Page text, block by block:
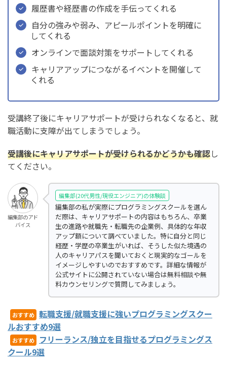
履歴書や経歴書の作成を手伝ってくれる
自分の強みや弱み、アピールポイントを明確に
してくれる
オンラインで面談対策をサポートしてくれる
キャリアアップにつながるイベントを開催して
くれる
受講終了後にキャリアサポートが受けられなくなると、就
職活動に支障が出てしまうでしょう。
受講後にキャリアサポートが受けられるかどうかも確認し
てください。
編集部のアド
バイス
編集部(20代男性/現役エンジニア)の体験談
編集部の私が実際にプログラミングスクールを選ん
だ際は、キャリアサポートの内容はもちろん、卒業
生の進路や就職先・転職先の企業例、具体的な年収
アップ額について調べていました。特に自分と同じ
経歴・学歴の卒業生がいれば、そうした似た境遇の
人のキャリアパスを聞いておくと現実的なゴールを
イメージしやすいのでおすすめです。詳細な情報が
公式サイトに公開されていない場合は無料相談や無
料カウンセリングで質問してみましょう。
おすすめ 転職支援/就職支援に強いプログラミングスクー
ルおすすめ9選
おすすめ
フリーランス/独立を目指せるプログラミングス
クール9選